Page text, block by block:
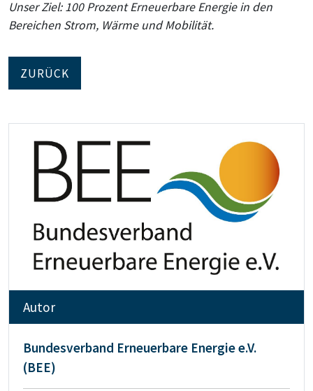
Unser Ziel: 100 Prozent Erneuerbare Energie in den
Bereichen Strom, Wärme und Mobilität.
ZURÜCK
Autor
Bundesverband Erneuerbare Energie e.V.
(BEE)